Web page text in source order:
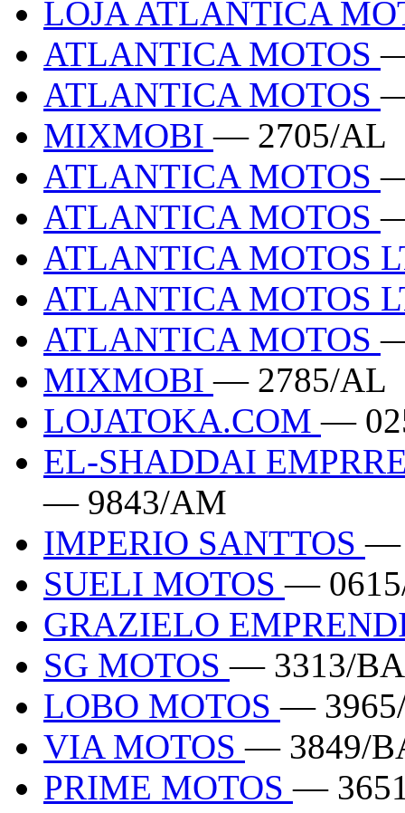
LOJA ATLANTICA
ATLANTICA MOTOS
ATLANTICA MOTOS
MIXMOBI— 2705/AL
ATLANTICA MOTOS
ATLANTICA MOTOS
ATLANTICA MOTOS
ATLANTICA MOTOS
ATLANTICA MOTOS
MIXMOBI— 2785/AL
LOJATOKA.COM—
EL-SHADDAI
— 9843/AM
IMPERIO SANTTOS—
SUELI MOTOS—
GRAZIELO
SG MOTOS— 3313/BA
LOBO MOTOS—
VIA MOTOS— 3849/
PRIME MOTOS—